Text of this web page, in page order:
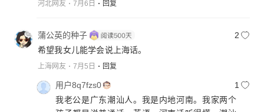
河北网友 7月6日 回复
蒲公英的种子
2
希望我女儿能学会说上海话。
上海网友 7月5日 回复
用户8q7fzs0
1
我老公是广东潮汕人。我是内地河南。我家两个